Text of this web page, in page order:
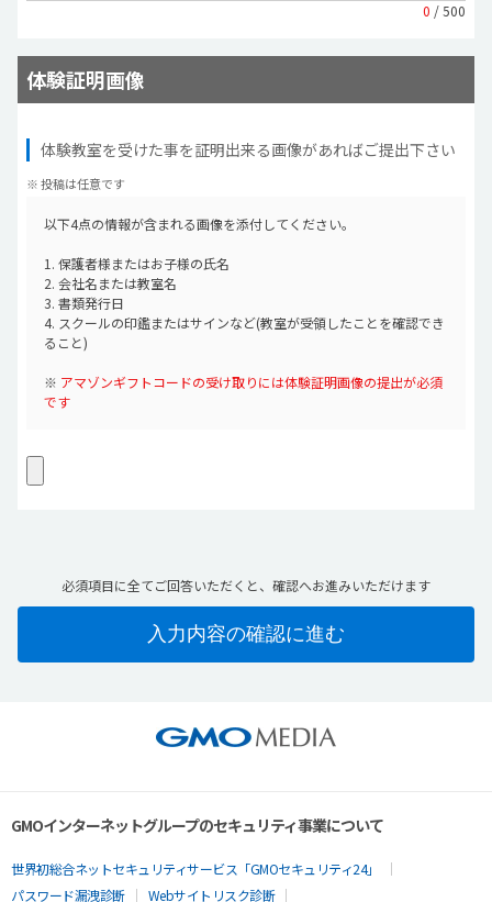
0 / 500
体験証明画像
体験教室を受けた事を証明出来る画像があればご提出下さい
※ 投稿は任意です
以下4点の情報が含まれる画像を添付してください。
1. 保護者様またはお子様の氏名
2. 会社名または教室名
3. 書類発行日
4. スクールの印鑑またはサインなど(教室が受領したことを確認でき
ること)
※ アマゾンギフトコードの受け取りには体験証明画像の提出が必須
です
必須項目に全てご回答いただくと、確認へお進みいただけます
GMOインターネットグループのセキュリティ事業について
世界初総合ネットセキュリティサービス「GMOセキュリティ24」
パスワード漏洩診断
Webサイトリスク診断